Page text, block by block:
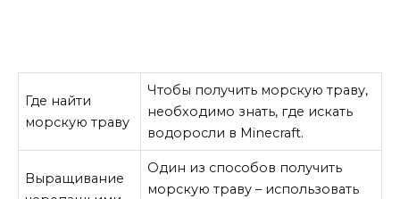
Где найти
морскую траву
Чтобы получить морскую траву,
необходимо знать, где искать
водоросли в Minecraft.
Выращивание
Один из способов получить
морскую траву – использовать